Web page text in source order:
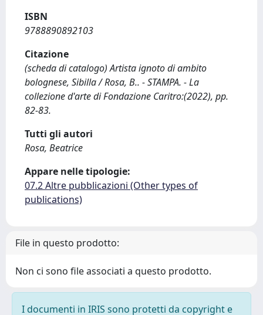
ISBN
9788890892103
Citazione
(scheda di catalogo) Artista ignoto di ambito
bolognese, Sibilla / Rosa, B.. - STAMPA. - La
collezione d'arte di Fondazione Caritro:(2022), pp.
82-83.
Tutti gli autori
Rosa, Beatrice
Appare nelle tipologie:
07.2 Altre pubblicazioni (Other types of
publications)
File in questo prodotto:
Non ci sono file associati a questo prodotto.
I documenti in IRIS sono protetti da copyright e